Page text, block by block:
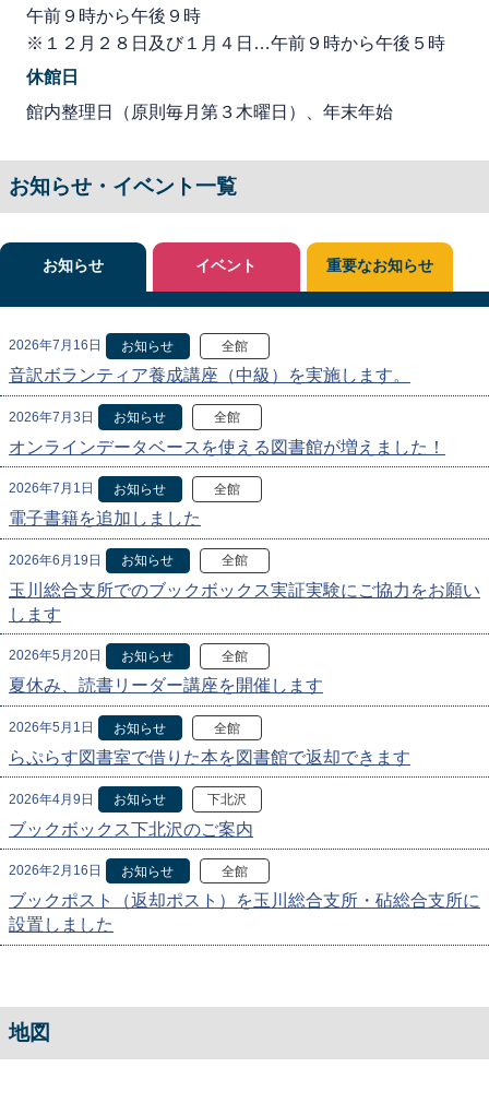
午前９時から午後９時
※１２月２８日及び１月４日…午前９時から午後５時
休館日
館内整理日（原則毎月第３木曜日）、年末年始
お知らせ・イベント一覧
お知らせ
2026年7月16日 お知らせ 全館
音訳ボランティア養成講座（中級）を実施します。
2026年7月3日 お知らせ 全館
オンラインデータベースを使える図書館が増えました！
2026年7月1日 お知らせ 全館
電子書籍を追加しました
2026年6月19日 お知らせ 全館
玉川総合支所でのブックボックス実証実験にご協力をお願い
します
2026年5月20日 お知らせ 全館
夏休み、読書リーダー講座を開催します
2026年5月1日 お知らせ 全館
らぷらす図書室で借りた本を図書館で返却できます
2026年4月9日 お知らせ 下北沢
ブックボックス下北沢のご案内
2026年2月16日 お知らせ 全館
ブックポスト（返却ポスト）を玉川総合支所・砧総合支所に
設置しました
イベント 重要なお知らせ
地図